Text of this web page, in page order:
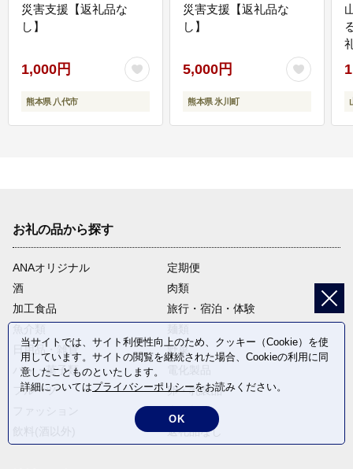
災害支援【返礼品な
し】
1,000円
熊本県 八代市
災害支援【返礼品な
し】
5,000円
熊本県 氷川町
お礼の品から探す
ANAオリジナル
定期便
酒
肉類
加工食品
旅行・宿泊・体験
日用品・雑貨
野菜
パン・菓子類
フルーツ
卵・乳製品
米・穀物
返礼品なし
当サイトでは、サイト利便性向上のため、クッキー（Cookie）を使
用しています。サイトの閲覧を継続された場合、Cookieの利用に同
意したことものといたします。
詳細についてはプライバシーポリシーをお読みください。
OK